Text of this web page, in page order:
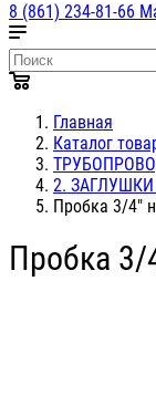
8 (861) 234-81-66
Главная
Каталог
2.
Пробка 3/4"
Пробка 3/